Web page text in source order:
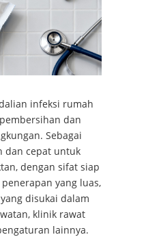
infeksi rumah
dan
Sebagai
dan cepat untuk
dengan sifat siap
yang luas,
disukai dalam
klinik rawat
lainnya.